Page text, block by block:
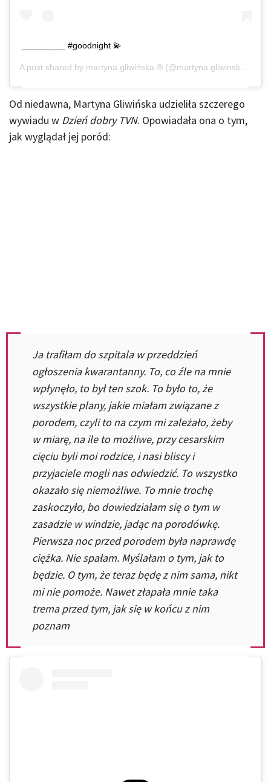
_________ #goodnight 💫
A post shared by martyna gliwińska ® (@martyna.gliwinska) on
Od niedawna, Martyna Gliwińska udzieliła szczerego
wywiadu w Dzień dobry TVN. Opowiadała ona o tym,
jak wyglądał jej poród:
Ja trafiłam do szpitala w przeddzień
ogłoszenia kwarantanny. To, co źle na mnie
wpłynęło, to był ten szok. To było to, że
wszystkie plany, jakie miałam związane z
porodem, czyli to na czym mi zależało, żeby
w miarę, na ile to możliwe, przy cesarskim
cięciu byli moi rodzice, i nasi bliscy i
przyjaciele mogli nas odwiedzić. To wszystko
okazało się niemożliwe. To mnie trochę
zaskoczyło, bo dowiedziałam się o tym w
zasadzie w windzie, jadąc na porodówkę.
Pierwsza noc przed porodem była naprawdę
ciężka. Nie spałam. Myślałam o tym, jak to
będzie. O tym, że teraz będę z nim sama, nikt
mi nie pomoże. Nawet złapała mnie taka
trema przed tym, jak się w końcu z nim
poznam